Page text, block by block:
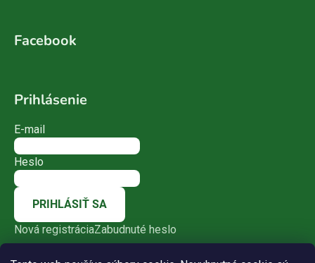
Facebook
Prihlásenie
E-mail
Heslo
PRIHLÁSIŤ SA
Nová registráciaZabudnuté heslo